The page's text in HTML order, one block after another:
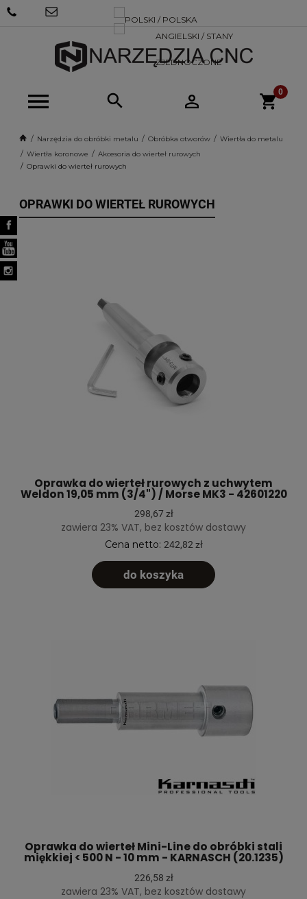
Narzędzia do obróbki metalu Obróbka otworów
Wiertła do metalu
Wiertła koronowe
Akcesoria do wierteł rurowych
Oprawki do wierteł rurowych
OPRAWKI DO WIERTEŁ RUROWYCH
Oprawka do wierteł rurowych z uchwytem
Weldon 19,05 mm (3/4") / Morse MK3 - 42601220
298,67 zł
zawiera 23% VAT, bez kosztów dostawy
Cena netto: 242,82 zł
do koszyka
Oprawka do wierteł Mini-Line do obróbki stali
miękkiej < 500 N - 10 mm - KARNASCH (20.1235)
226,58 zł
zawiera 23% VAT, bez kosztów dostawy